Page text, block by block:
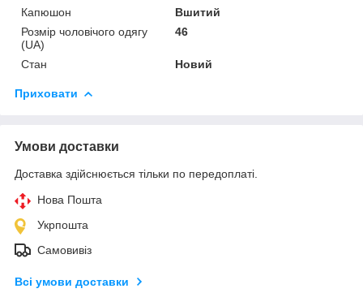
Капюшон
Вшитий
Розмір чоловічого одягу
(UA)
46
Стан Новий
Приховати
Умови доставки
Доставка здійснюється тільки по передоплаті.
Нова Пошта
Укрпошта
Самовивіз
Всі умови доставки